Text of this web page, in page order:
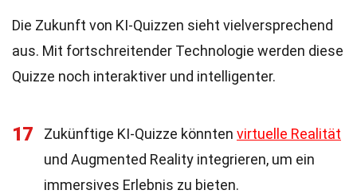
Die Zukunft von KI-Quizzen sieht vielversprechend
aus. Mit fortschreitender Technologie werden diese
Quizze noch interaktiver und intelligenter.
17 Zukünftige KI-Quizze könnten virtuelle Realität
und Augmented Reality integrieren, um ein
immersives Erlebnis zu bieten.